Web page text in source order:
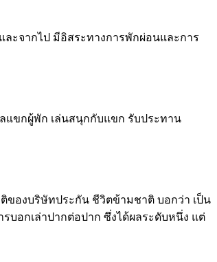
ละจากไป มีอิสระทางการพักผ่อนและการ
ลแขกผู้พัก เล่นสนุกกับแขก รับประทาน
ของบริษัทประกัน ชีวิตข้ามชาติ บอกว่า เป็น
รบอกเล่าปากต่อปาก ซึ่งได้ผลระดับหนึ่ง แต่